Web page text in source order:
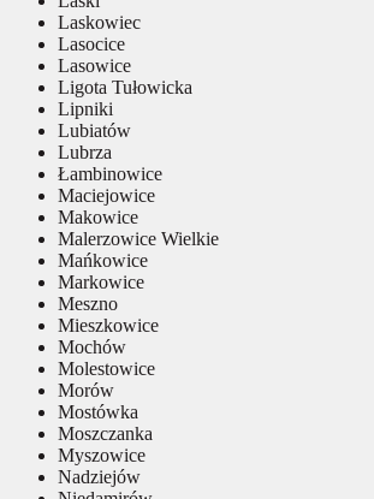
Laskowiec
Lasocice
Lasowice
Ligota Tułowicka
Lipniki
Lubiatów
Lubrza
Łambinowice
Maciejowice
Makowice
Malerzowice Wielkie
Mańkowice
Markowice
Meszno
Mieszkowice
Mochów
Molestowice
Morów
Mostówka
Moszczanka
Myszowice
Nadziejów